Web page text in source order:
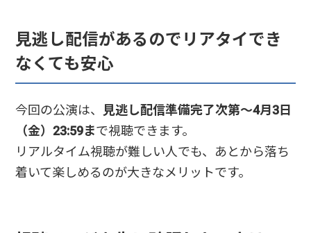
見逃し配信があるのでリアタイでき
なくても安心
今回の公演は、見逃し配信準備完了次第〜4月3日
（金）23:59まで視聴できます。
リアルタイム視聴が難しい人でも、あとから落ち
着いて楽しめるのが大きなメリットです。